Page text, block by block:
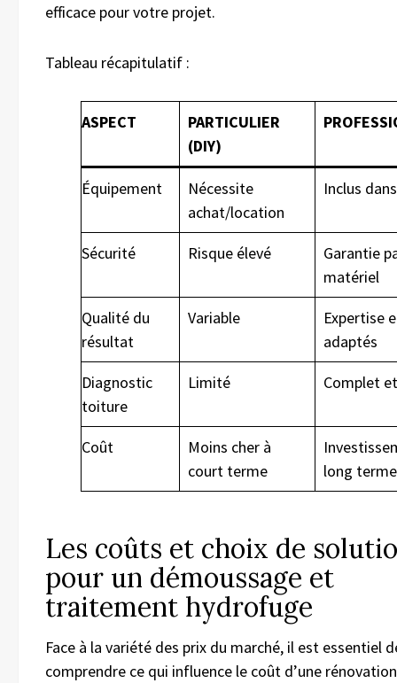
efficace pour votre projet.
Tableau récapitulatif :
ASPECT
PARTICULIER
(DIY)
Équipement
Nécessite
achat/location
Inclus
Sécurité Risque élevé
Garantie
matériel
Qualité du
résultat
Variable
Expertise
adaptés
Diagnostic
toiture
Limité Complet
Coût
Moins cher à
court terme
long terme
Les coûts et choix de
pour un démoussage et
traitement hydrofuge
Face à la variété des prix du marché, il est essentiel
comprendre ce qui influence le coût d’une